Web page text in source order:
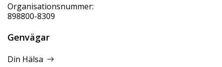
Organisationsnummer:
898800-8309
Genvägar
Din Hälsa